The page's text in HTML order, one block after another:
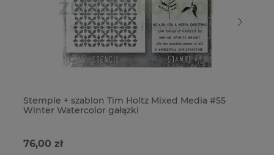
Stemple + szablon Tim Holtz Mixed Media #55
Winter Watercolor gałązki
76,00 zł